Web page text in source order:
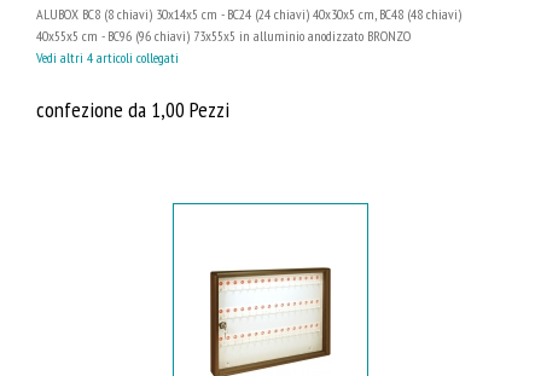
ALUBOX BC8 (8 chiavi) 30x14x5 cm - BC24 (24 chiavi) 40x30x5 cm, BC48 (48 chiavi)
40x55x5 cm - BC96 (96 chiavi) 73x55x5 in alluminio anodizzato BRONZO
Vedi altri 4 articoli collegati
confezione da 1,00 Pezzi